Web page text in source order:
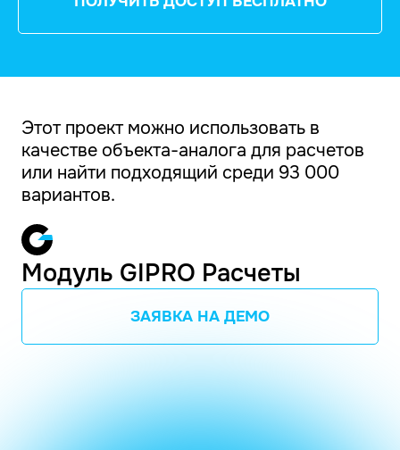
Этот проект можно использовать в
качестве объекта-аналога для расчетов
или найти подходящий среди 93 000
вариантов.
Модуль GIPRO Расчеты
ЗАЯВКА НА ДЕМО